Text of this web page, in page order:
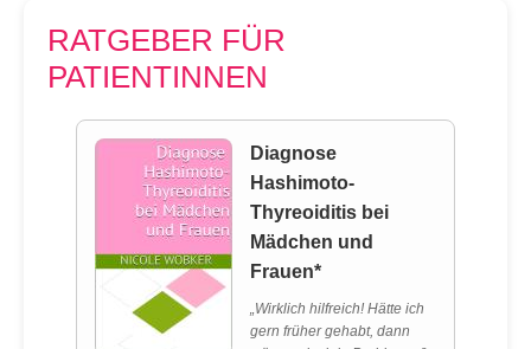
RATGEBER FÜR
PATIENTINNEN
Diagnose
Hashimoto-
Thyreoiditis bei
Mädchen und
Frauen*
„Wirklich hilfreich! Hätte ich
gern früher gehabt, dann